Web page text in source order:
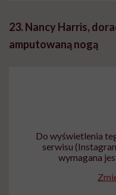
23. Nancy Harris,
amputowaną nogą
Do wyświetlenia
serwisu
wymagana